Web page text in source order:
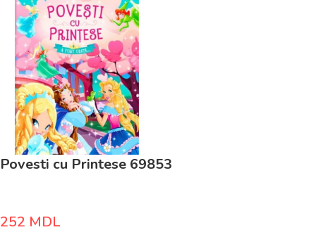
Povesti cu Printese 69853
252 MDL